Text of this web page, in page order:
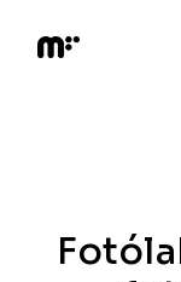
content